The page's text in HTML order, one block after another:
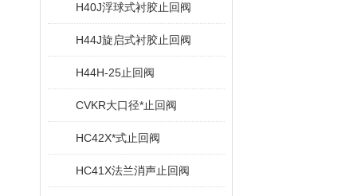
H40J浮球式衬胶止回阀
H44J旋启式衬胶止回阀
H44H-25止回阀
CVKR大口径*止回阀
HC42X*式止回阀
HC41X法兰消声止回阀